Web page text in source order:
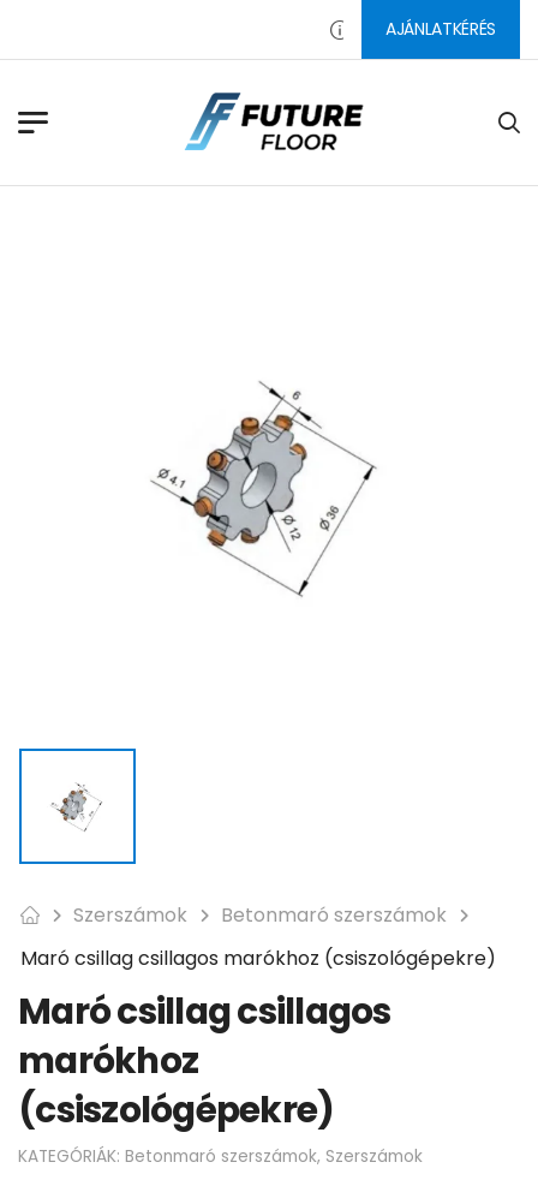
PADLÓAJÁNLATKÉRÉS
Szerszámok
Betonmaró szerszámok
Maró csillag csillagos marókhoz (csiszológépekre)
Maró csillag csillagos
marókhoz
(csiszológépekre)
KATEGÓRIÁK: Betonmaró szerszámok, Szerszámok